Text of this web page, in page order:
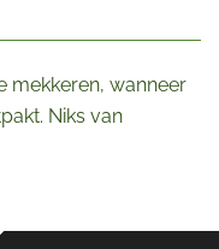
mekkeren, wanneer
Niks van